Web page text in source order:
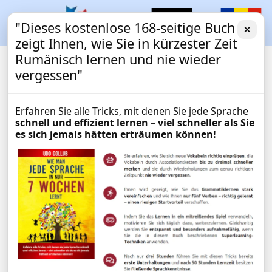
"Dieses kostenlose 168-seitige Buch
zeigt Ihnen, wie Sie in kürzester Zeit
Rumänisch lernen und nie wieder
vergessen"
✕
Erfahren Sie alle Tricks, mit denen Sie jede Sprache
schnell und effizient lernen – viel schneller als Sie
es sich jemals hätten erträumen können!